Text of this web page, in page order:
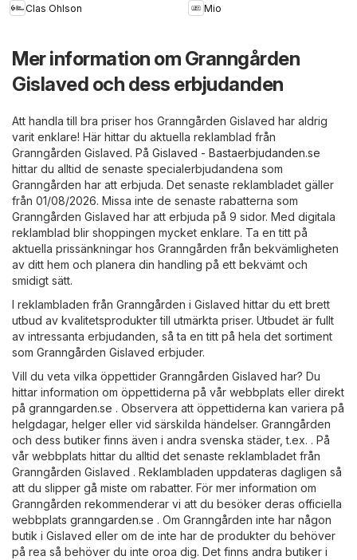
Clas Ohlson
Mio
Mer information om Granngården
Gislaved och dess erbjudanden
Att handla till bra priser hos Granngården Gislaved har aldrig
varit enklare! Här hittar du aktuella reklamblad från
Granngården Gislaved. På Gislaved - Bastaerbjudanden.se
hittar du alltid de senaste specialerbjudandena som
Granngården har att erbjuda. Det senaste reklambladet gäller
från 01/08/2026. Missa inte de senaste rabatterna som
Granngården Gislaved har att erbjuda på 9 sidor. Med digitala
reklamblad blir shoppingen mycket enklare. Ta en titt på
aktuella prissänkningar hos Granngården från bekvämligheten
av ditt hem och planera din handling på ett bekvämt och
smidigt sätt.
I reklambladen från Granngården i Gislaved hittar du ett brett
utbud av kvalitetsprodukter till utmärkta priser. Utbudet är fullt
av intressanta erbjudanden, så ta en titt på hela det sortiment
som Granngården Gislaved erbjuder.
Vill du veta vilka öppettider Granngården Gislaved har? Du
hittar information om öppettiderna på vår webbplats eller direkt
på granngarden.se . Observera att öppettiderna kan variera på
helgdagar, helger eller vid särskilda händelser. Granngården
och dess butiker finns även i andra svenska städer, t.ex. . På
vår webbplats hittar du alltid det senaste reklambladet från
Granngården Gislaved . Reklambladen uppdateras dagligen så
att du slipper gå miste om rabatter. För mer information om
Granngården rekommenderar vi att du besöker deras officiella
webbplats granngarden.se . Om Granngården inte har någon
butik i Gislaved eller om de inte har de produkter du behöver
på rea så behöver du inte oroa dig. Det finns andra butiker i